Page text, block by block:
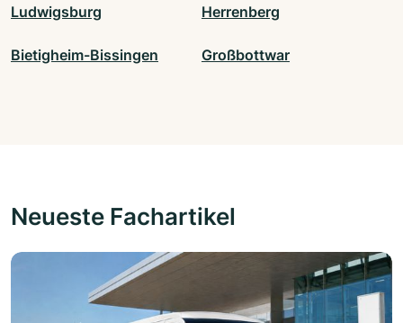
Ludwigsburg Herrenberg
Bietigheim-Bissingen Großbottwar
Neueste Fachartikel